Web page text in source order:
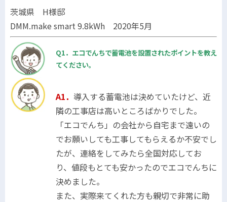
茨城県 H様邸
DMM.make smart 9.8kWh 2020年5月
Q1．エコでんちで蓄電池を設置されたポイントを教え
てください。
A1． 導入する蓄電池は決めていたけど、近
隣の工事店は高いところばかりでした。
「エコでんち」の会社から自宅まで遠いの
でお願いしても工事してもらえるか不安でし
たが、連絡をしてみたら全国対応してお
り、値段もとても安かったのでエコでんちに
決めました。
また、実際来てくれた方も親切で非常に助